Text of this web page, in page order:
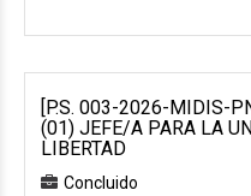
[P.S. 003-2026-MIDIS-
(01) JEFE/A PARA LA
LIBERTAD
Concluido